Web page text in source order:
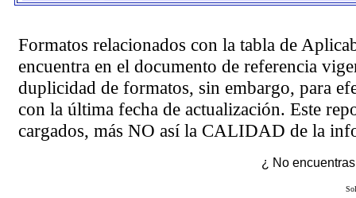
Formatos relacionados con la tabla de
encuentra en el documento de referencia
duplicidad de formatos, sin embargo, para
con la última fecha de actualización. Este
cargados, más NO así la CALIDAD de la
¿ No